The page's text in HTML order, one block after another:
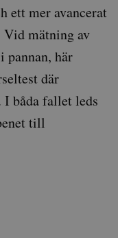
ett mer avancerat
Vid mätning av
pannan, här
där
I båda fallet leds
till